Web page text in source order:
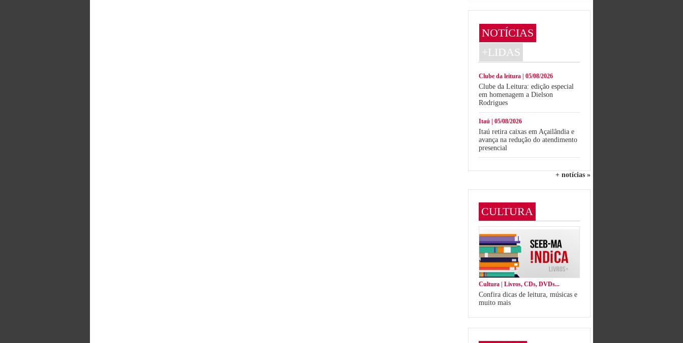
NOTÍCIAS
+LIDAS
Clube da leitura | 05/08/2026
Clube da Leitura: edição especial
em homenagem a Dielson
Rodrigues
Itaú | 05/08/2026
Itaú retira caixas em Açailândia e
avança na redução do atendimento
presencial
+ notícias »
CULTURA
Cultura | Livros, CDs, DVDs...
Confira dicas de leitura, músicas e
muito mais